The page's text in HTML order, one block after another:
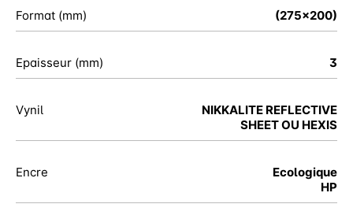
Format (mm) (275x200)
Epaisseur (mm) 3
Vynil
NIKKALITE REFLECTIVE
SHEET OU HEXIS
Encre
Ecologique
HP